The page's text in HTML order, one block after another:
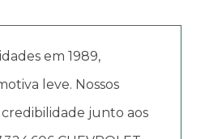
em 1989,
leve. Nossos
junto aos